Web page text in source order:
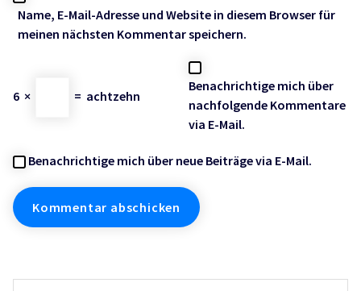
Name, E-Mail-Adresse und Website in diesem Browser für
meinen nächsten Kommentar speichern.
6 × = achtzehn
Benachrichtige mich über
nachfolgende Kommentare
via E-Mail.
Benachrichtige mich über neue Beiträge via E-Mail.